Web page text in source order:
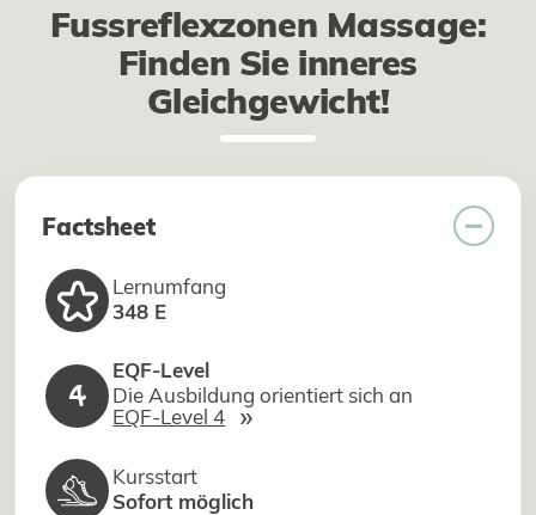
Fussreflexzonen Massage:
Finden Sie inneres
Gleichgewicht!
Factsheet
Lernumfang
348 E
4
EQF-Level
Die Ausbildung orientiert sich an
EQF-Level 4 »
Kursstart
Sofort möglich